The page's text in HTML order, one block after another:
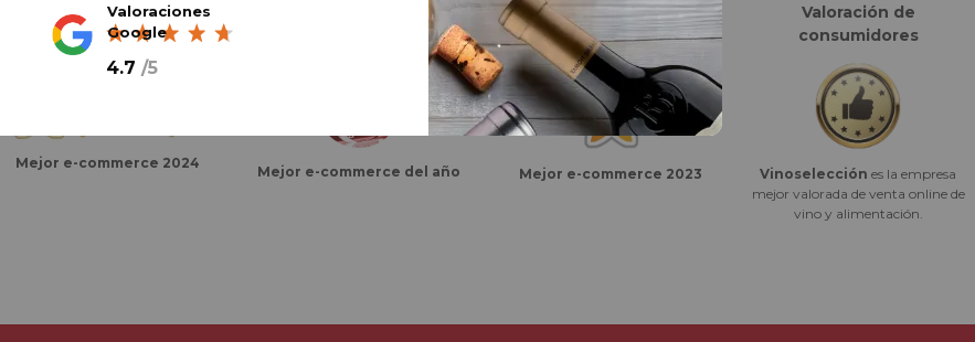
Ganador eCommerce
Awards España
Mejor e-commerce 2024
Ganador eAwards 2023
Mejor e-commerce del año
Finalistas eCommerce
Awards España
Mejor e-commerce 2023
Valoración de
consumidores
Vinoselección es la empresa
mejor valorada de venta online de
vino y alimentación.
Valoraciones
Google
4.7 /5